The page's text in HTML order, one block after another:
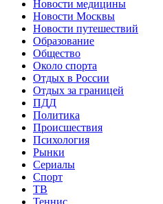
Новости медицины
Новости Москвы
Новости путешествий
Образование
Общество
Около спорта
Отдых в России
Отдых за границей
ПДД
Политика
Происшествия
Психология
Рынки
Сериалы
Спорт
ТВ
Теннис